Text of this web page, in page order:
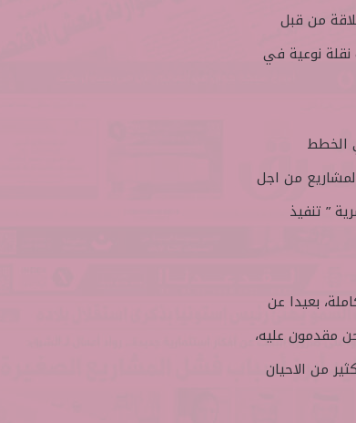
من قبل
نقلة نوعية في
الخطط
من اجل
” تنفيذ
بعيدا عن
مقدمون عليه،
من الاحيان